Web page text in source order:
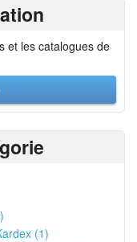
et les catalogues de
(1)